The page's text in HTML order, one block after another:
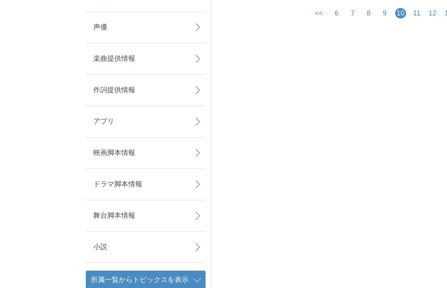
<< 6 7 8 9 10 11 12
声優
楽曲提供情報
作詞提供情報
アプリ
映画脚本情報
ドラマ脚本情報
舞台脚本情報
小説
所属一覧からトピックスを表示